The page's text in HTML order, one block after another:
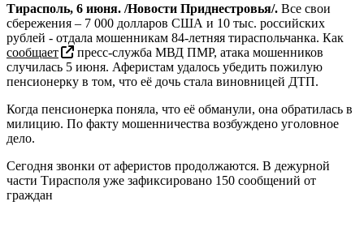
Тирасполь, 6 июня. /Новости Приднестровья/. Все свои
сбережения – 7 000 долларов США и 10 тыс. российских
рублей - отдала мошенникам 84-летняя тираспольчанка. Как
сообщает
пресс-служба МВД ПМР, атака мошенников
случилась 5 июня. Аферистам удалось убедить пожилую
пенсионерку в том, что её дочь стала виновницей ДТП.
Когда пенсионерка поняла, что её обманули, она обратилась в
милицию. По факту мошенничества возбуждено уголовное
дело.
Сегодня звонки от аферистов продолжаются. В дежурной
части Тирасполя уже зафиксировано 150 сообщений от
граждан